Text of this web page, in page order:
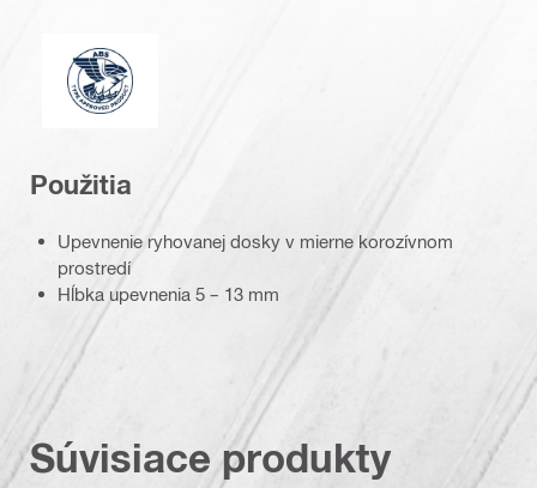
American Bureau of Shipping
Použitia
Upevnenie ryhovanej dosky v mierne korozívnom
prostredí
Hĺbka upevnenia 5 – 13 mm
Súvisiace produkty